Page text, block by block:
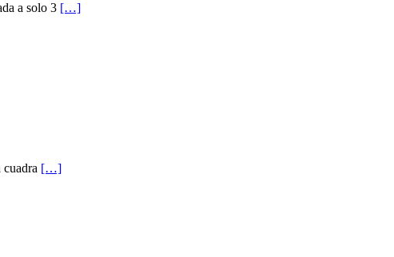
a solo 3 […]
[…]